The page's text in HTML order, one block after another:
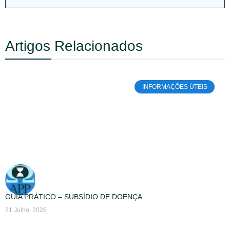
Artigos Relacionados
INFORMAÇÕES ÚTEIS
GUIA PRÁTICO – SUBSÍDIO DE DOENÇA
21 Julho, 2026